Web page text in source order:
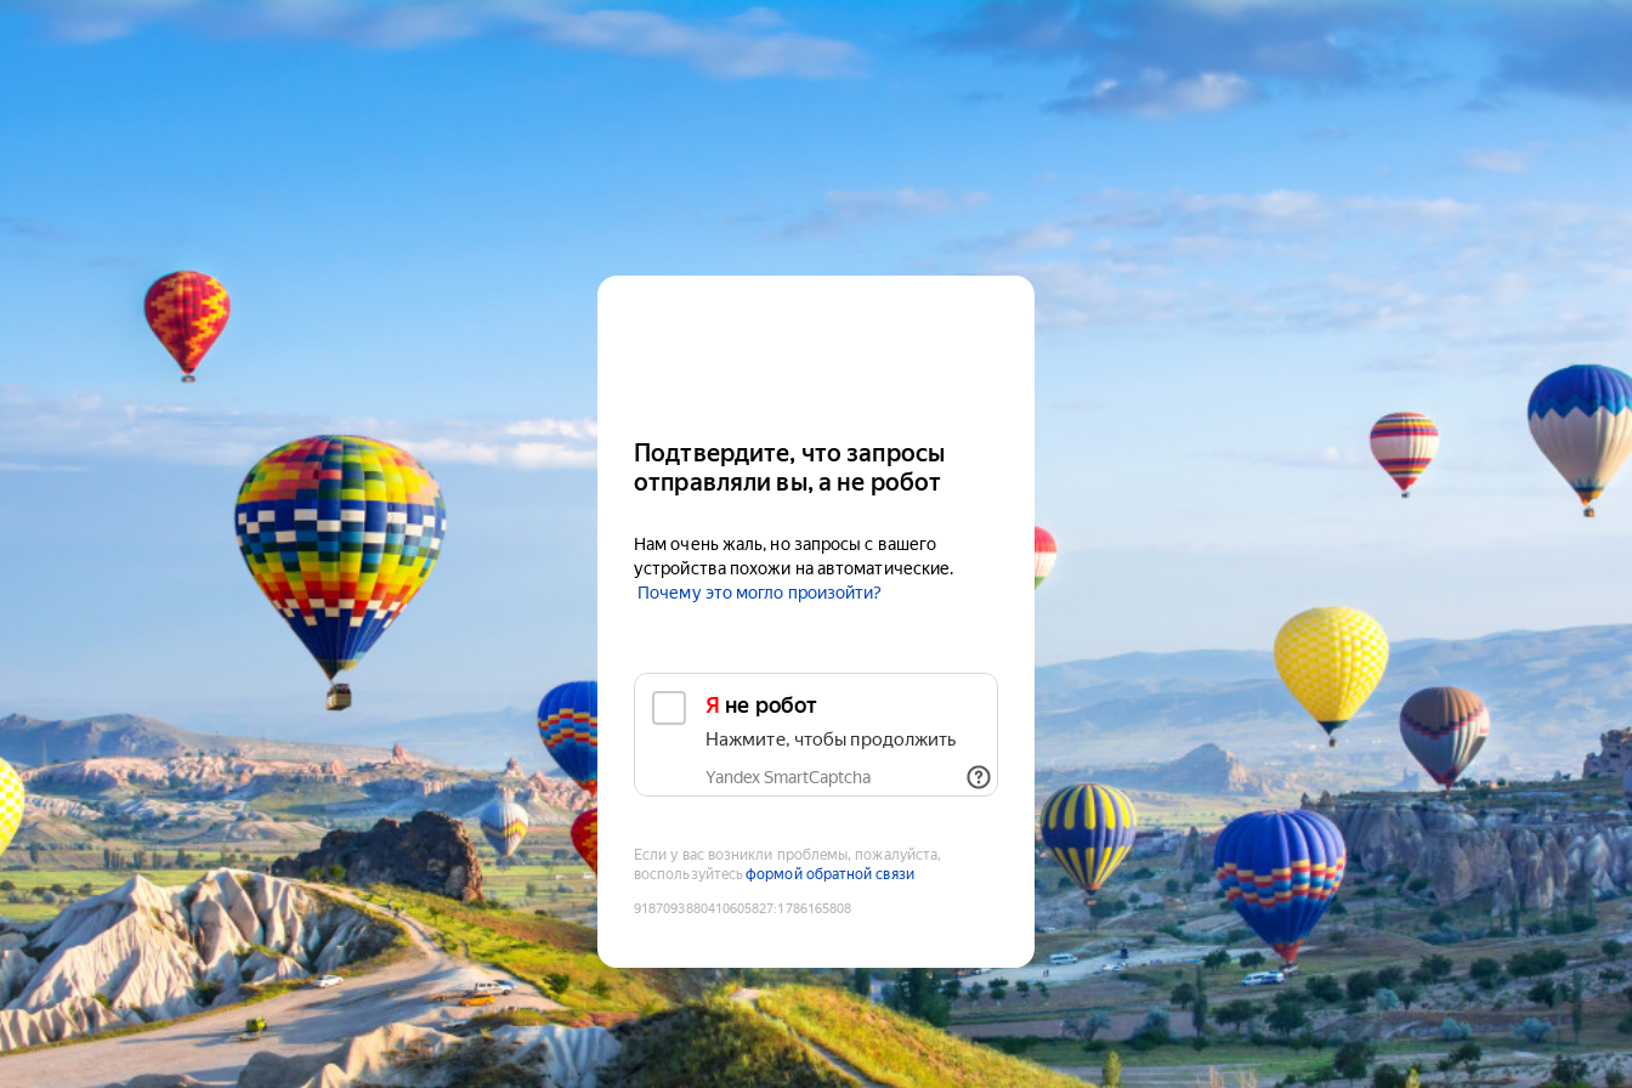
Подтвердите, что запросы
отправляли вы, а не робот
Нам очень жаль, но запросы с вашего
устройства похожи на автоматические.
Почему это могло произойти?
Я не робот
Нажмите, чтобы продолжить
Yandex SmartCaptcha
Если у вас возникли проблемы, пожалуйста,
воспользуйтесьформой обратной связи
9187093880410605827:1786165808